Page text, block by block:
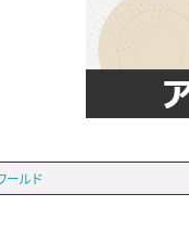
ールド